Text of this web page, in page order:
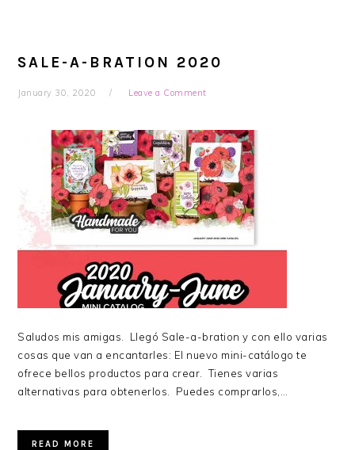
SALE-A-BRATION 2020
January 30, 2020 Leave a Comment
Saludos mis amigas. Llegó Sale-a-bration y con ello varias
cosas que van a encantarles: El nuevo mini-catálogo te
ofrece bellos productos para crear. Tienes varias
alternativas para obtenerlos. Puedes comprarlos,…
READ MORE